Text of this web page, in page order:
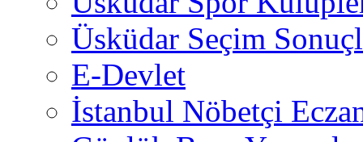
Üsküdar Seçim
E-Devlet
İstanbul Nöbetçi